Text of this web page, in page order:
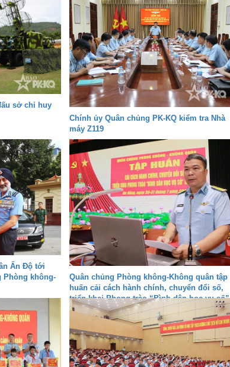
sở chỉ huy
Chính ủy Quân chủng PK-KQ kiểm tra Nhà
máy Z119
Ấn Độ tới
Phòng không-
Quân chủng Phòng không-Không quân tập
huấn cải cách hành chính, chuyển đổi số,
triển khai Phong trào “Bình dân học vụ số”